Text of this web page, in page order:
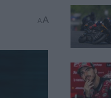
AA